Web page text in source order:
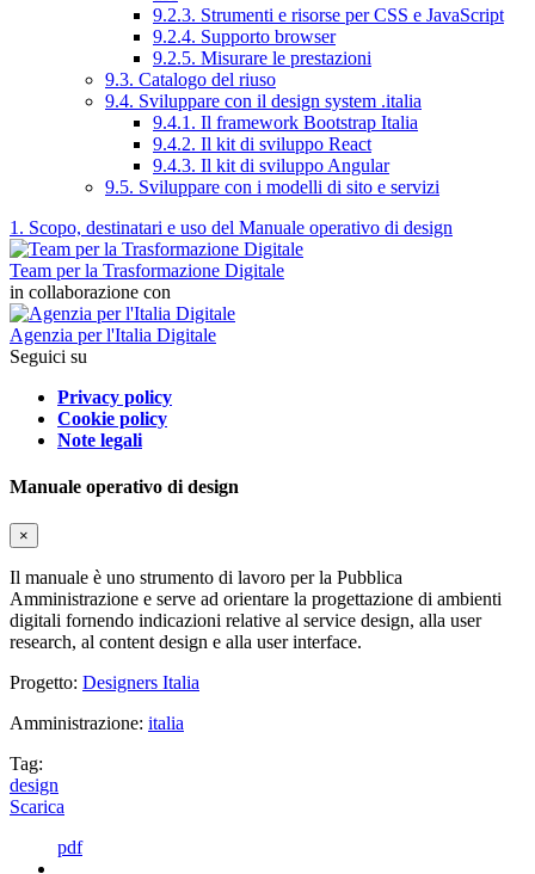
9.2.3. Strumenti e risorse per CSS e JavaScript
9.2.4. Supporto browser
9.2.5. Misurare le prestazioni
9.3. Catalogo del riuso
9.4. Sviluppare con il design system .italia
9.4.1. Il framework Bootstrap Italia
9.4.2. Il kit di sviluppo React
9.4.3. Il kit di sviluppo Angular
9.5. Sviluppare con i modelli di sito e servizi
1. Scopo, destinatari e uso del Manuale operativo di design
Team per la Trasformazione Digitale
in collaborazione con
Agenzia per l'Italia Digitale
Seguici su
Privacy policy
Cookie policy
Note legali
Manuale operativo di design
×
Il manuale è uno strumento di lavoro per la Pubblica
Amministrazione e serve ad orientare la progettazione di ambienti
digitali fornendo indicazioni relative al service design, alla user
research, al content design e alla user interface.
Progetto: Designers Italia
Amministrazione: italia
Tag:
design
Scarica
pdf